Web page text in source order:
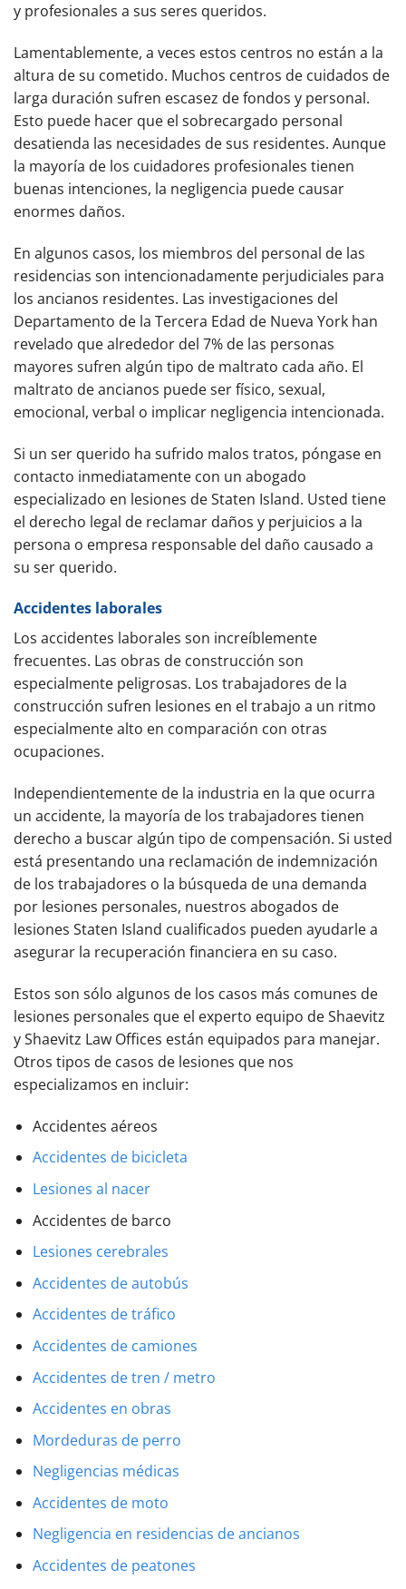
y profesionales a sus seres queridos.
Lamentablemente, a veces estos centros no están a la
altura de su cometido. Muchos centros de cuidados de
larga duración sufren escasez de fondos y personal.
Esto puede hacer que el sobrecargado personal
desatienda las necesidades de sus residentes. Aunque
la mayoría de los cuidadores profesionales tienen
buenas intenciones, la negligencia puede causar
enormes daños.
En algunos casos, los miembros del personal de las
residencias son intencionadamente perjudiciales para
los ancianos residentes. Las investigaciones del
Departamento de la Tercera Edad de Nueva York han
revelado que alrededor del 7% de las personas
mayores sufren algún tipo de maltrato cada año. El
maltrato de ancianos puede ser físico, sexual,
emocional, verbal o implicar negligencia intencionada.
Si un ser querido ha sufrido malos tratos, póngase en
contacto inmediatamente con un abogado
especializado en lesiones de Staten Island. Usted tiene
el derecho legal de reclamar daños y perjuicios a la
persona o empresa responsable del daño causado a
su ser querido.
Accidentes laborales
Los accidentes laborales son increíblemente
frecuentes. Las obras de construcción son
especialmente peligrosas. Los trabajadores de la
construcción sufren lesiones en el trabajo a un ritmo
especialmente alto en comparación con otras
ocupaciones.
Independientemente de la industria en la que ocurra
un accidente, la mayoría de los trabajadores tienen
derecho a buscar algún tipo de compensación. Si usted
está presentando una reclamación de indemnización
de los trabajadores o la búsqueda de una demanda
por lesiones personales, nuestros abogados de
lesiones Staten Island cualificados pueden ayudarle a
asegurar la recuperación financiera en su caso.
Estos son sólo algunos de los casos más comunes de
lesiones personales que el experto equipo de Shaevitz
y Shaevitz Law Offices están equipados para manejar.
Otros tipos de casos de lesiones que nos
especializamos en incluir:
Accidentes aéreos
Accidentes de bicicleta
Lesiones al nacer
Accidentes de barco
Lesiones cerebrales
Accidentes de autobús
Accidentes de tráfico
Accidentes de camiones
Accidentes de tren / metro
Accidentes en obras
Mordeduras de perro
Negligencias médicas
Accidentes de moto
Negligencia en residencias de ancianos
Accidentes de peatones